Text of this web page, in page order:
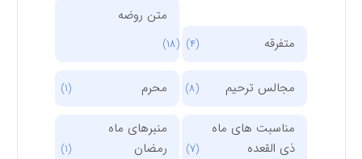
متفرقه
متن روضه
(18)
مجالس ترحیم محرم
مناسبت های ماه
ذی القعده
منبرهای ماه
رمضان